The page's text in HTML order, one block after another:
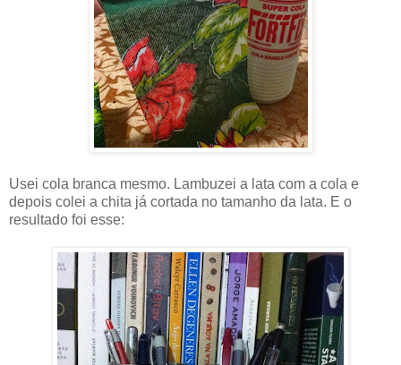
Usei cola branca mesmo. Lambuzei a lata com a cola e
depois colei a chita já cortada no tamanho da lata. E o
resultado foi esse: